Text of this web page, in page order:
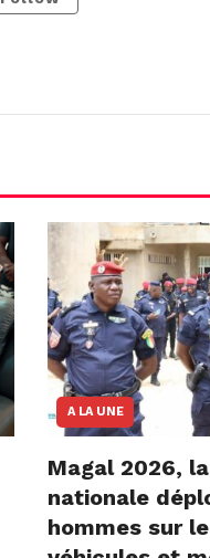
A LA UNE
Magal 2026,
nationale
hommes sur